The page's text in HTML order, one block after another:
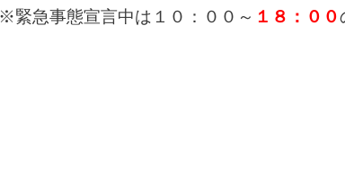
急事態宣言中は１０：００～ １８：００